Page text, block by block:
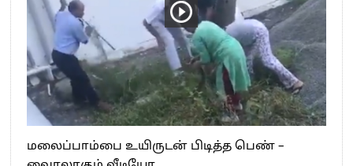
மலைப்பாம்பை உயிருடன் பிடித்த பெண் –